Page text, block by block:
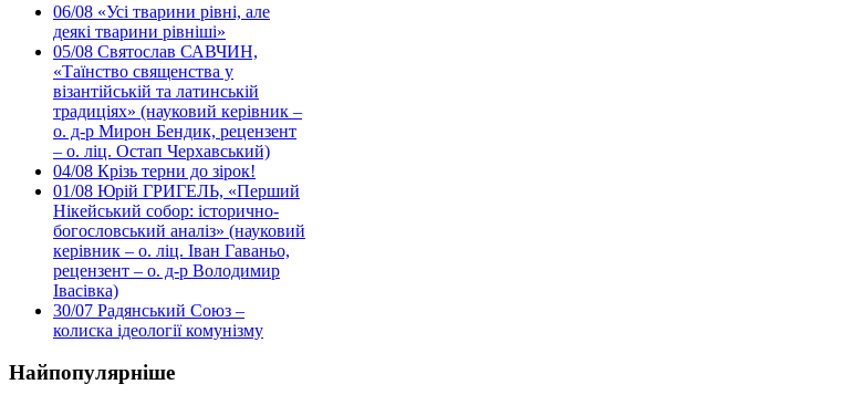
06/08 «Усі тварини рівні, але
деякі тварини рівніші»
05/08 Святослав САВЧИН,
«Таїнство священства у
візантійській та латинській
традиціях» (науковий керівник –
о. д-р Мирон Бендик, рецензент
– о. ліц. Остап Черхавський)
04/08 Крізь терни до зірок!
01/08 Юрій ГРИГЕЛЬ, «Перший
Нікейський собор: історично-
богословський аналіз» (науковий
керівник – о. ліц. Іван Гаваньо,
рецензент – о. д-р Володимир
Івасівка)
30/07 Радянський Союз –
колиска ідеології комунізму
Найпопулярніше